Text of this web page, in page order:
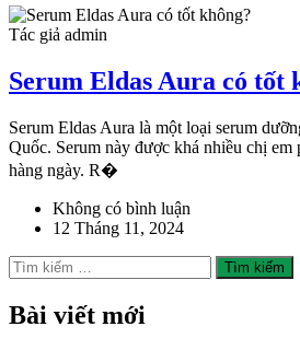
Tác giả admin
Serum Eldas Aura có tốt
Serum Eldas Aura là một loại serum
Quốc. Serum này được khá nhiều chị em
hàng ngày. R�
Không có bình luận
12 Tháng 11, 2024
Tìm
kiếm
cho:
Bài viết mới